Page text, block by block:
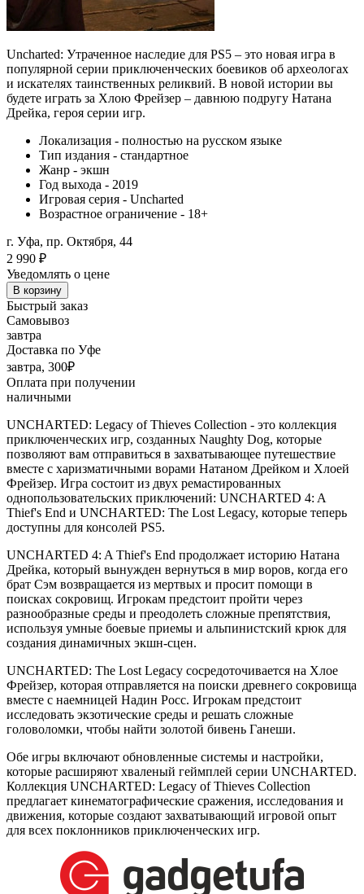
Uncharted: Утраченное наследие для PS5 – это новая игра в
популярной серии приключенческих боевиков об археологах
и искателях таинственных реликвий. В новой истории вы
будете играть за Хлою Фрейзер – давнюю подругу Натана
Дрейка, героя серии игр.
Локализация - полностью на русском языке
Тип издания - стандартное
Жанр - экшн
Год выхода - 2019
Игровая серия - Uncharted
Возрастное ограничение - 18+
г. Уфа, пр. Октября, 44
2 990 ₽
Уведомлять о цене
В корзину
Быстрый заказ
Самовывоз
завтра
Доставка по Уфе
завтра, 300₽
Оплата при получении
наличными
UNCHARTED: Legacy of Thieves Collection - это коллекция
приключенческих игр, созданных Naughty Dog, которые
позволяют вам отправиться в захватывающее путешествие
вместе с харизматичными ворами Натаном Дрейком и Хлоей
Фрейзер. Игра состоит из двух ремастированных
однопользовательских приключений: UNCHARTED 4: A
Thief's End и UNCHARTED: The Lost Legacy, которые теперь
доступны для консолей PS5.
UNCHARTED 4: A Thief's End продолжает историю Натана
Дрейка, который вынужден вернуться в мир воров, когда его
брат Сэм возвращается из мертвых и просит помощи в
поисках сокровищ. Игрокам предстоит пройти через
разнообразные среды и преодолеть сложные препятствия,
используя умные боевые приемы и альпинистский крюк для
создания динамичных экшн-сцен.
UNCHARTED: The Lost Legacy сосредоточивается на Хлое
Фрейзер, которая отправляется на поиски древнего сокровища
вместе с наемницей Надин Росс. Игрокам предстоит
исследовать экзотические среды и решать сложные
головоломки, чтобы найти золотой бивень Ганеши.
Обе игры включают обновленные системы и настройки,
которые расширяют хваленый геймплей серии UNCHARTED.
Коллекция UNCHARTED: Legacy of Thieves Collection
предлагает кинематографические сражения, исследования и
движения, которые создают захватывающий игровой опыт
для всех поклонников приключенческих игр.